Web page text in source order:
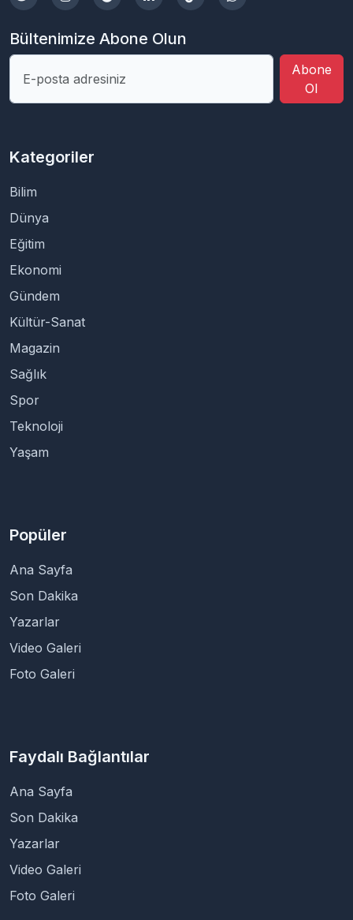
Bültenimize Abone Olun
Abone
Ol
Kategoriler
Bilim
Dünya
Eğitim
Ekonomi
Gündem
Kültür-Sanat
Magazin
Sağlık
Spor
Teknoloji
Yaşam
Popüler
Ana Sayfa
Son Dakika
Yazarlar
Video Galeri
Foto Galeri
Faydalı Bağlantılar
Ana Sayfa
Son Dakika
Yazarlar
Video Galeri
Foto Galeri